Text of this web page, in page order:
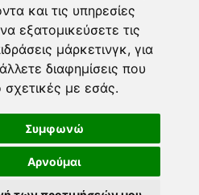
και τις υπηρεσίες
εξατομικεύσετε τις
μάρκετινγκ, για
διαφημίσεις που
σχετικές με εσάς.
Συμφωνώ
Αρνούμαι
Twitter | Youtube
Feed
ΤΗΛΕΟΡΑΣΗ Α.Ε.